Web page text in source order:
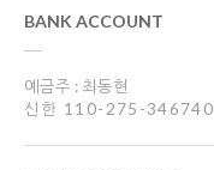
BANK ACCOUNT
예금주 : 최동현
신한 110-275-346740